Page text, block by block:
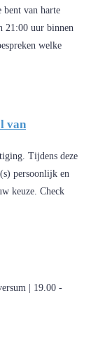
bent van harte
21:00 uur binnen
welke
van
Tijdens deze
persoonlijk en
keuze. Check
| 19.00 -